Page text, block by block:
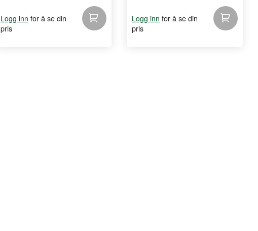
Logg inn for å se din
pris
Logg inn for å se din
pris